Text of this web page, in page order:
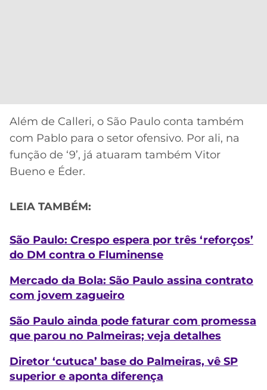
Além de Calleri, o São Paulo conta também
com Pablo para o setor ofensivo. Por ali, na
função de ‘9’, já atuaram também Vitor
Bueno e Éder.
LEIA TAMBÉM:
São Paulo: Crespo espera por três ‘reforços’
do DM contra o Fluminense
Mercado da Bola: São Paulo assina contrato
com jovem zagueiro
São Paulo ainda pode faturar com promessa
que parou no Palmeiras; veja detalhes
Diretor ‘cutuca’ base do Palmeiras, vê SP
superior e aponta diferença